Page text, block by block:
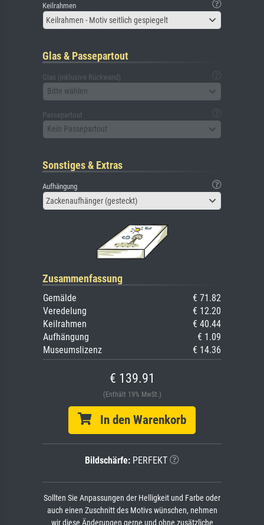
Keilrahmen
Keilrahmen - Motiv seitlich gespiegelt
Glas & Passepartout
Glas (inklusive Rückwand)
Bitte wählen
Passepartout
Kein Passepartout
Sonstiges & Extras
Aufhängung
Zackenaufhänger (gesteckt)
Zusammenfassung
Gemälde
€ 71.82
Veredelung
€ 12.20
Keilrahmen
€ 40.44
Aufhängung
€ 1.09
Museumslizenz
€ 14.36
€ 139.91
(Enthält 19% MwSt.)
In den Warenkorb
Bildschärfe: PERFEKT
Sollten Sie Anpassungen der Helligkeit und Farbe oder
auch einen Zuschnitt des Motivs wünschen, nehmen
wir diese Änderungen gerne und ohne zusätzliche